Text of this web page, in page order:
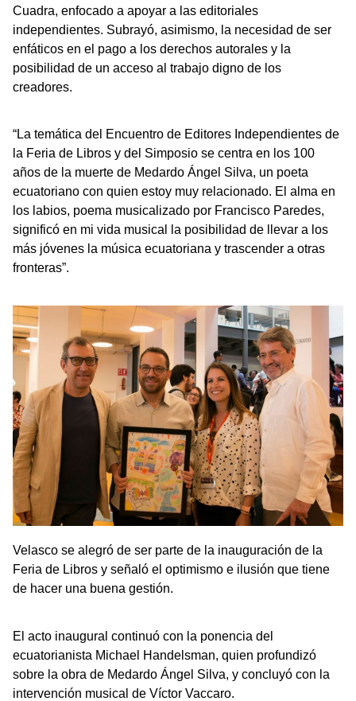
Cuadra, enfocado a apoyar a las editoriales
independientes. Subrayó, asimismo, la necesidad de ser
enfáticos en el pago a los derechos autorales y la
posibilidad de un acceso al trabajo digno de los
creadores.
“La temática del Encuentro de Editores Independientes de
la Feria de Libros y del Simposio se centra en los 100
años de la muerte de Medardo Ángel Silva, un poeta
ecuatoriano con quien estoy muy relacionado. El alma en
los labios, poema musicalizado por Francisco Paredes,
significó en mi vida musical la posibilidad de llevar a los
más jóvenes la música ecuatoriana y trascender a otras
fronteras”.
Velasco se alegró de ser parte de la inauguración de la
Feria de Libros y señaló el optimismo e ilusión que tiene
de hacer una buena gestión.
El acto inaugural continuó con la ponencia del
ecuatorianista Michael Handelsman, quien profundizó
sobre la obra de Medardo Ángel Silva, y concluyó con la
intervención musical de Víctor Vaccaro.